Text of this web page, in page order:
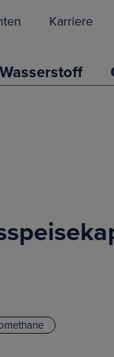
Karriere
Wasserstoff